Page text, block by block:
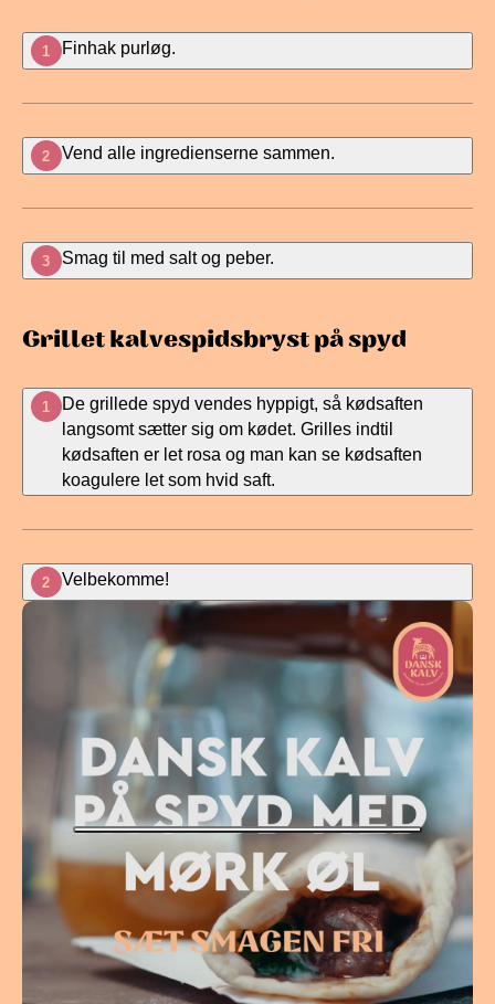
1 Finhak purløg.
2 Vend alle ingredienserne sammen.
3 Smag til med salt og peber.
Grillet kalvespidsbryst på spyd
1
De grillede spyd vendes hyppigt, så kødsaften
langsomt sætter sig om kødet. Grilles indtil
kødsaften er let rosa og man kan se kødsaften
koagulere let som hvid saft.
2 Velbekomme!